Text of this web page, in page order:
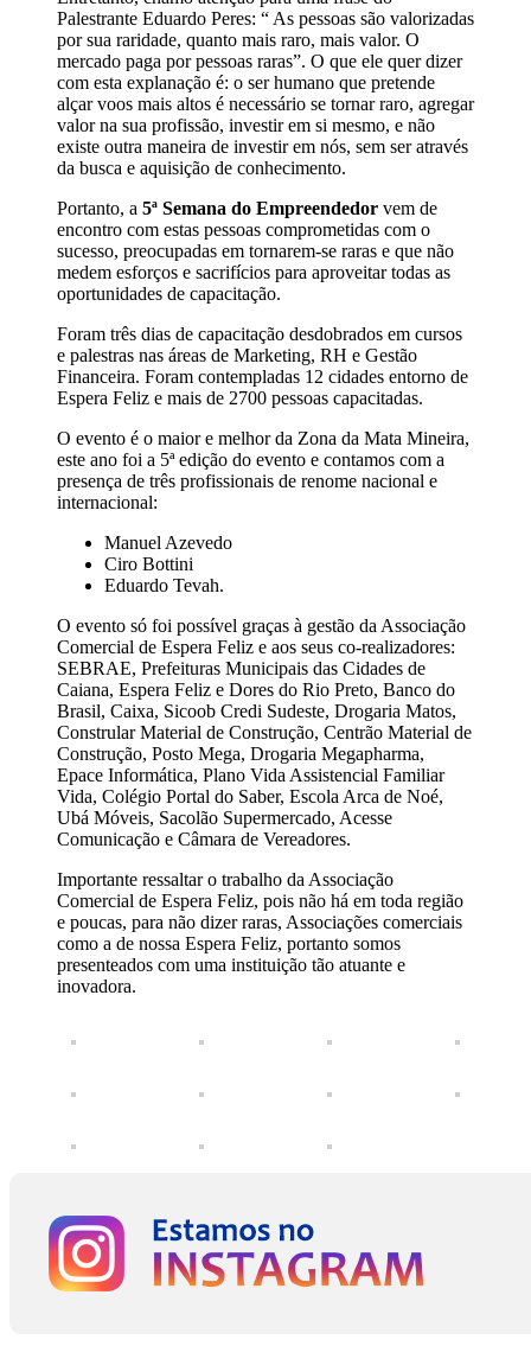
Palestrante Eduardo Peres: “ As pessoas são valorizadas
por sua raridade, quanto mais raro, mais valor. O
mercado paga por pessoas raras”. O que ele quer dizer
com esta explanação é: o ser humano que pretende
alçar voos mais altos é necessário se tornar raro, agregar
valor na sua profissão, investir em si mesmo, e não
existe outra maneira de investir em nós, sem ser através
da busca e aquisição de conhecimento.
Portanto, a 5ª Semana do Empreendedor vem de
encontro com estas pessoas comprometidas com o
sucesso, preocupadas em tornarem-se raras e que não
medem esforços e sacrifícios para aproveitar todas as
oportunidades de capacitação.
Foram três dias de capacitação desdobrados em cursos
e palestras nas áreas de Marketing, RH e Gestão
Financeira. Foram contempladas 12 cidades entorno de
Espera Feliz e mais de 2700 pessoas capacitadas.
O evento é o maior e melhor da Zona da Mata Mineira,
este ano foi a 5ª edição do evento e contamos com a
presença de três profissionais de renome nacional e
internacional:
Manuel Azevedo
Ciro Bottini
Eduardo Tevah.
O evento só foi possível graças à gestão da Associação
Comercial de Espera Feliz e aos seus co-realizadores:
SEBRAE, Prefeituras Municipais das Cidades de
Caiana, Espera Feliz e Dores do Rio Preto, Banco do
Brasil, Caixa, Sicoob Credi Sudeste, Drogaria Matos,
Constrular Material de Construção, Centrão Material de
Construção, Posto Mega, Drogaria Megapharma,
Epace Informática, Plano Vida Assistencial Familiar
Vida, Colégio Portal do Saber, Escola Arca de Noé,
Ubá Móveis, Sacolão Supermercado, Acesse
Comunicação e Câmara de Vereadores.
Importante ressaltar o trabalho da Associação
Comercial de Espera Feliz, pois não há em toda região
e poucas, para não dizer raras, Associações comerciais
como a de nossa Espera Feliz, portanto somos
presenteados com uma instituição tão atuante e
inovadora.